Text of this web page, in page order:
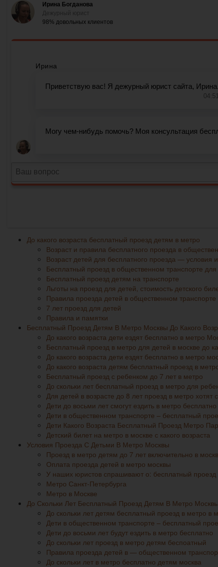
До какого возраста бесплатный проезд детям в метро
Возраст и правила бесплатного проезда в
Возраст детей для бесплатного проезда — условия
Бесплатный проезд в общественном транспорте для
Бесплатный проезд детям на транспорте
Льготы на проезд для детей, стоимость детского
Правила проезда детей в общественном транспорте
7 лет проезд для детей
Правила и памятки
Бесплатный Проезд Детям В Метро Москвы До Какого
До какого возраста дети ездят бесплатно в метро
Бесплатный проезд в метро для детей в москве до
До какого возраста дети ездят бесплатно в метро
До какого возраста детям бесплатный проезд в
Бесплатный проезд с ребенком до 7 лет в метро
До скольки лет бесплатный проезд в метро для
Для детей в возрасте до 8 лет проезд в метро хотят
Дети до восьми лет смогут ездить в метро бесплатно
Дети в общественном транспорте – бесплатный
Дети Какого Возраста Бесплатный Проезд Метро
Детский билет на метро в москве с какого возраста
Условия Проезда С Детьми В Метро Москвы
Проезд в метро детям до 7 лет включительно в
Оплата проезда детей в метро москвы
У наших юристов спрашивают о: бесплатный проезд
Метро Санкт-Петербурга
Метро в Москве
До Скольки Лет Бесплатный Проезд Детям В Метро
До скольки лет детям бесплатный проезд в метро в
Дети в общественном транспорте – бесплатный
Дети до восьми лет будут ездить в метро бесплатно
До скольки лет проезд в метро детям беспоатный
Правила проезда детей в — общественном
До скольки лет в метро бесплатно детям москва